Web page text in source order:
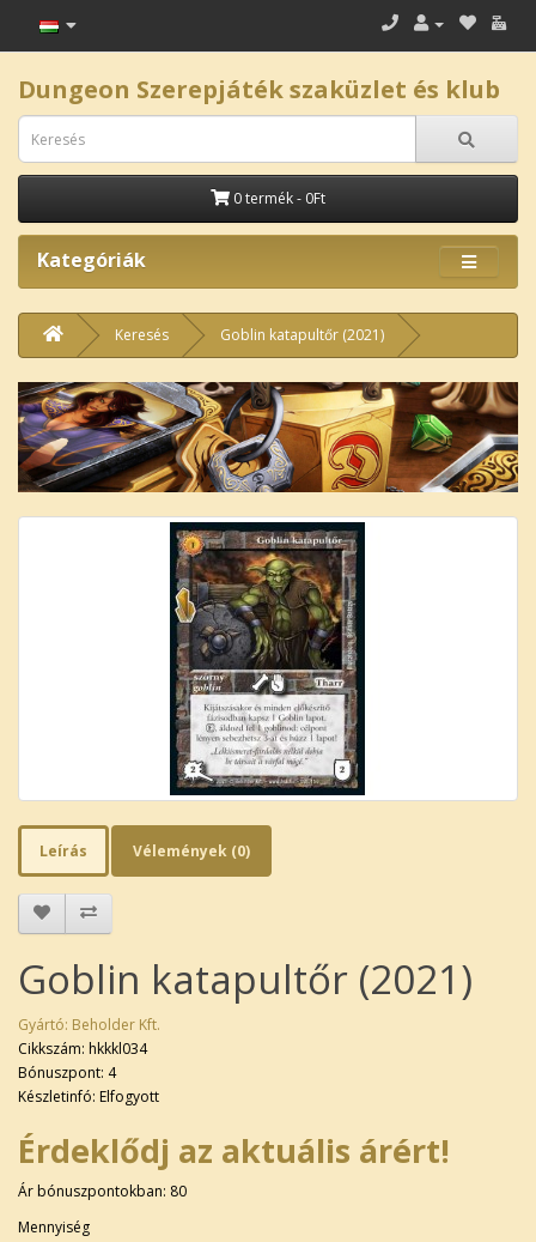
Dungeon Szerepjáték szaküzlet és klub
0 termék - 0Ft
Kategóriák
Keresés Goblin katapultőr (2021)
Leírás Vélemények (0)
Goblin katapultőr (2021)
Gyártó: Beholder Kft.
Cikkszám: hkkkl034
Bónuszpont: 4
Készletinfó: Elfogyott
Érdeklődj az aktuális árért!
Ár bónuszpontokban: 80
Mennyiség